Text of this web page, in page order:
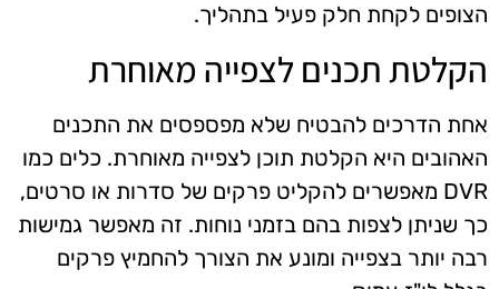
הצופים לקחת חלק פעיל בתהליך.
הקלטת תכנים לצפייה מאוחרת
אחת הדרכים להבטיח שלא מפספסים את התכנים
האהובים היא הקלטת תוכן לצפייה מאוחרת. כלים כמו
DVR מאפשרים להקליט פרקים של סדרות או סרטים,
כך שניתן לצפות בהם בזמני נוחות. זה מאפשר גמישות
רבה יותר בצפייה ומונע את הצורך להחמיץ פרקים